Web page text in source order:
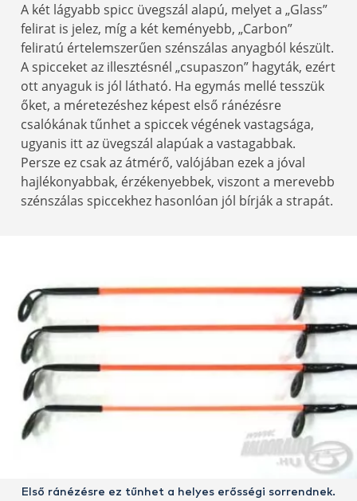
A két lágyabb spicc üvegszál alapú, melyet a „Glass”
felirat is jelez, míg a két keményebb, „Carbon”
feliratú értelemszerűen szénszálas anyagból készült.
A spicceket az illesztésnél „csupaszon” hagyták, ezért
ott anyaguk is jól látható. Ha egymás mellé tesszük
őket, a méretezéshez képest első ránézésre
csalókának tűnhet a spiccek végének vastagsága,
ugyanis itt az üvegszál alapúak a vastagabbak.
Persze ez csak az átmérő, valójában ezek a jóval
hajlékonyabbak, érzékenyebbek, viszont a merevebb
szénszálas spiccekhez hasonlóan jól bírják a strapát.
Első ránézésre ez tűnhet a helyes erősségi sorrendnek.